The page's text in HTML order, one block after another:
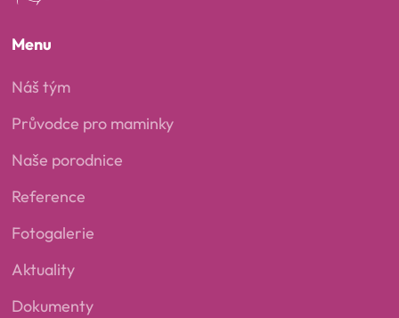
Menu
Náš tým
Průvodce pro maminky
Naše porodnice
Reference
Fotogalerie
Aktuality
Dokumenty